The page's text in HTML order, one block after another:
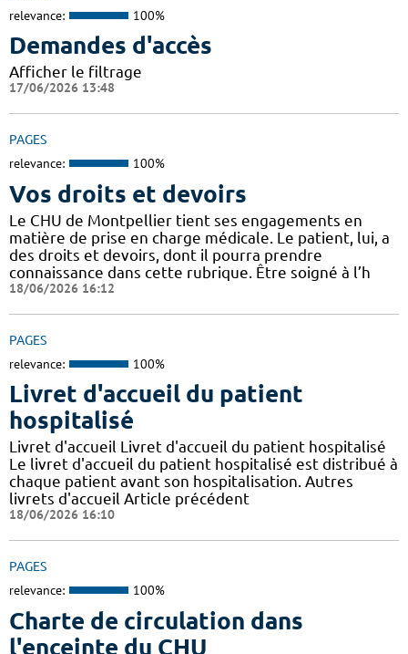
relevance: 100%
Demandes d'accès
Afficher le filtrage
17/06/2026 13:48
PAGES
relevance: 100%
Vos droits et devoirs
Le CHU de Montpellier tient ses engagements en
matière de prise en charge médicale. Le patient, lui, a
des droits et devoirs, dont il pourra prendre
connaissance dans cette rubrique. Être soigné à l’h
18/06/2026 16:12
PAGES
relevance: 100%
Livret d'accueil du patient
hospitalisé
Livret d'accueil Livret d'accueil du patient hospitalisé
Le livret d'accueil du patient hospitalisé est distribué à
chaque patient avant son hospitalisation. Autres
livrets d'accueil Article précédent
18/06/2026 16:10
PAGES
relevance: 100%
Charte de circulation dans
l'enceinte du CHU